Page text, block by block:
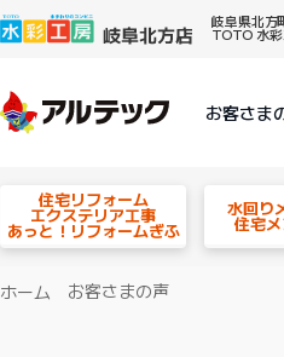
岐阜県北方
TOTO 水彩
お客さま
住宅リフォーム
エクステリア工事
あっと！リフォームぎふ
水回り
住宅
ホーム お客さまの声